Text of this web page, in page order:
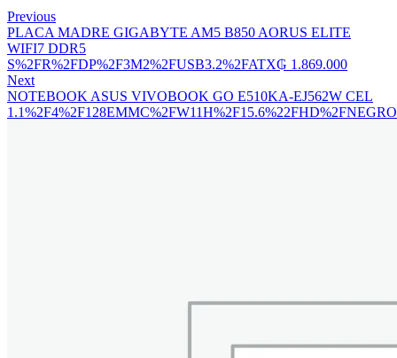
Previous
PLACA MADRE GIGABYTE AM5 B850 AORUS ELITE
WIFI7 DDR5
S%2FR%2FDP%2F3M2%2FUSB3.2%2FATX₲ 1.869.000
Next
NOTEBOOK ASUS VIVOBOOK GO E510KA-EJ562W CEL
1.1%2F4%2F128EMMC%2FW11H%2F15.6%22FHD%2FNEGRO